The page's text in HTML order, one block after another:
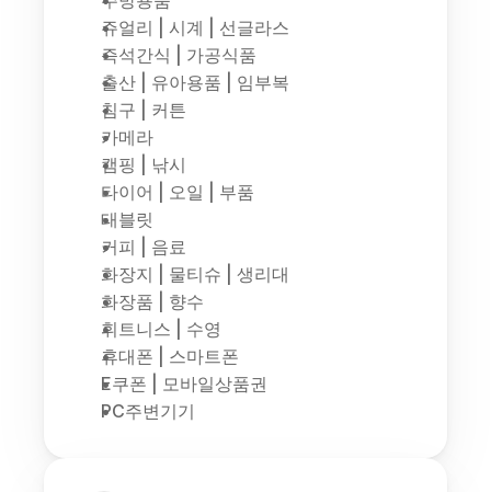
쥬얼리 | 시계 | 선글라스
즉석간식 | 가공식품
출산 | 유아용품 | 임부복
침구 | 커튼
카메라
캠핑 | 낚시
타이어 | 오일 | 부품
태블릿
커피 | 음료
화장지 | 물티슈 | 생리대
화장품 | 향수
휘트니스 | 수영
휴대폰 | 스마트폰
E쿠폰 | 모바일상품권
PC주변기기